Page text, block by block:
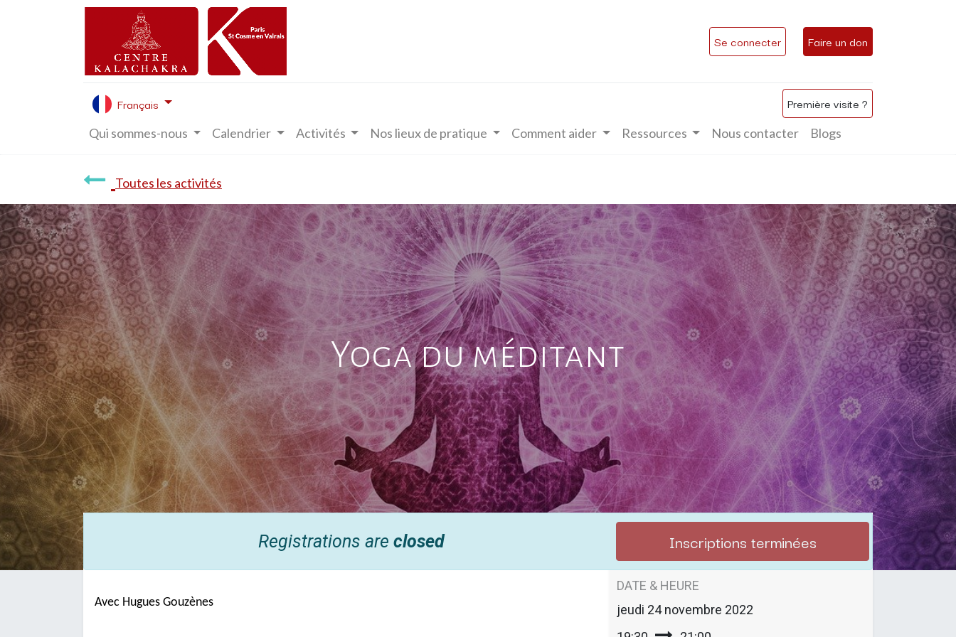
Se connecter Faire un don
Français Première visite ?
Qui sommes-nous Calendrier Activités Nos lieux de pratique Comment aider Ressources Nous contacter Blogs
Toutes les activités
Yoga du méditant
Registrations are closed Inscriptions terminées
Avec Hugues Gouzènes
DATE & HEURE
jeudi 24 novembre 2022